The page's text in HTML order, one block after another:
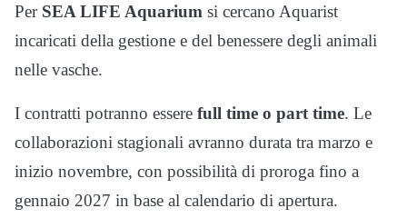
Per SEA LIFE Aquarium si cercano Aquarist
incaricati della gestione e del benessere degli animali
nelle vasche.
I contratti potranno essere full time o part time. Le
collaborazioni stagionali avranno durata tra marzo e
inizio novembre, con possibilità di proroga fino a
gennaio 2027 in base al calendario di apertura.